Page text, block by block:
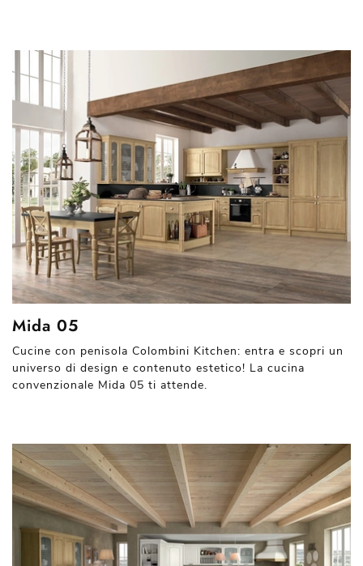
Mida 05
Cucine con penisola Colombini Kitchen: entra e scopri un
universo di design e contenuto estetico! La cucina
convenzionale Mida 05 ti attende.